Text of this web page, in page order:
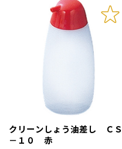
クリーンしょう油差し ＣＳ
－１０ 赤